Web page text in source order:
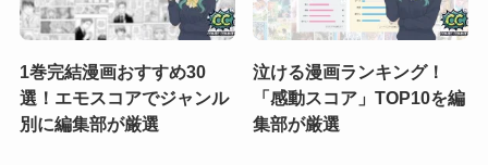
1巻完結漫画おすすめ30
選！エモスコアでジャンル
別に編集部が厳選
泣ける漫画ランキング！
「感動スコア」TOP10を編
集部が厳選